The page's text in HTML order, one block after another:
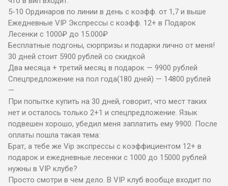
5-10 Ординаров по линии в день с коэфф. от 1,7 и выше
Ежедневные VIP Экспрессы с коэфф. 12+ в Подарок
Лесенки с 1000₽ до 15.000₽
Бесплатные подгоны, сюрпризы и подарки лично от меня!
30 дней стоит 5900 рублей со скидкой
Два месяца + третий месяц в подарок — 9900 рублей
Спецпредложение на пол года(180 дней) — 14800 рублей
—
При попытке купить на 30 дней, говорит, что мест таких
нет и осталось только 2+1 и спецпредложение. Язык
подвешен хорошо, убедил меня заплатить ему 9900. После
оплаты пошла такая тема:
Брат, а тебе же Vip экспрессы с коэффициентом 12+ в
подарок и ежедневные лесенки с 1000 до 15000 рублей
нужны в VIP клубе?
Просто смотри в чем дело. В VIP клуб вообще входит по